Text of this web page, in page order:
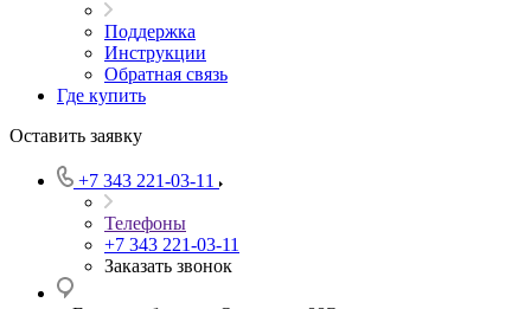
Поддержка
Инструкции
Обратная связь
Где купить
Оставить заявку
+7 343 221-03-11
Телефоны
+7 343 221-03-11
Заказать звонок